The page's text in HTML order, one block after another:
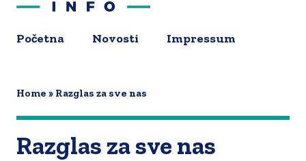
Početna Novosti Impressum
Home Razglas za sve nas
Razglas za sve nas